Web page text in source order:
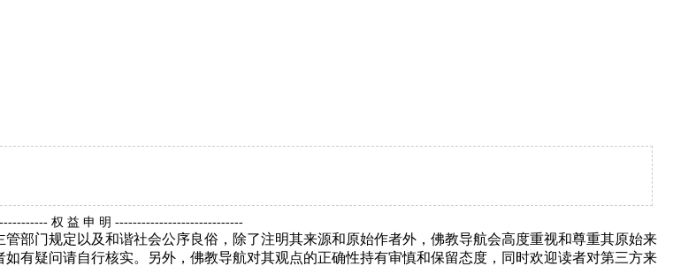
权 益 申 明 -----------------------------
管部门规定以及和谐社会公序良俗，除了注明其来源和原始作者外，佛教导航会高度重视和尊重其原始来
有疑问请自行核实。另外，佛教导航对其观点的正确性持有审慎和保留态度，同时欢迎读者对第三方来